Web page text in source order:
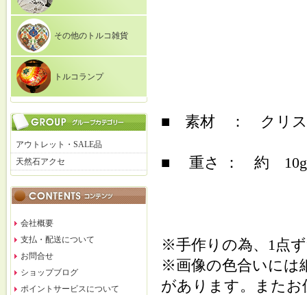
その他のトルコ雑貨
トルコランプ
アウトレット・SALE品
天然石アクセ
会社概要
支払・配送について
お問合せ
ショップブログ
ポイントサービスについて
■ 素材 ： クリス
■ 重さ ： 約 10g
※手作りの為、1点
※画像の色合いには
があります。またお